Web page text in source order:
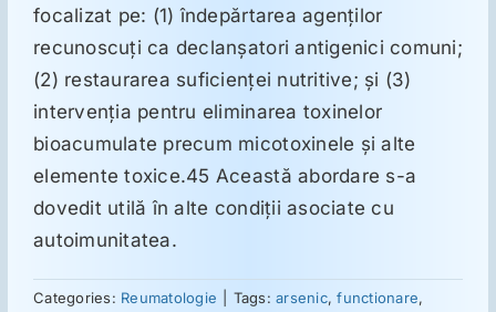
Mesajele lui Reichelt
LDN
ORL
focalizat pe: (1) îndepărtarea agenţilor
recunoscuţi ca declanşatori antigenici comuni;
(2) restaurarea suficienţei nutritive; şi (3)
intervenţia pentru eliminarea toxinelor
bioacumulate precum micotoxinele şi alte
elemente toxice.45 Această abordare s-a
dovedit utilă în alte condiţii asociate cu
autoimunitatea.
Categories: Reumatologie Tags:arsenic,functionare,